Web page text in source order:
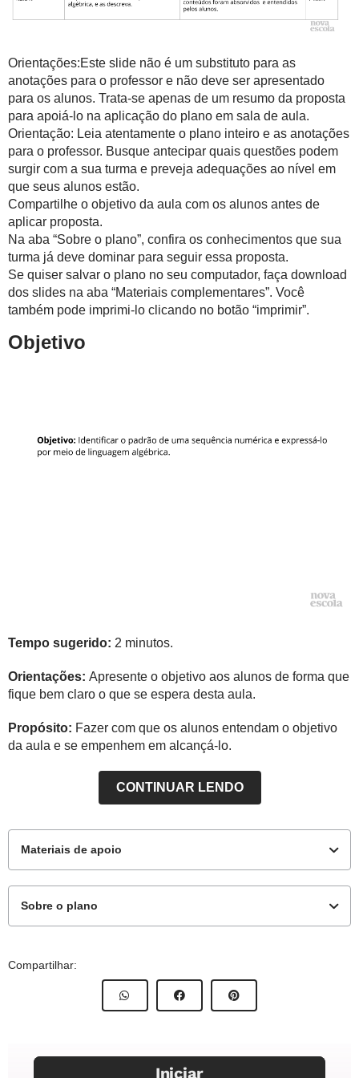
Orientações:Este slide não é um substituto para as
anotações para o professor e não deve ser apresentado
para os alunos. Trata-se apenas de um resumo da proposta
para apoiá-lo na aplicação do plano em sala de aula.
Orientação: Leia atentamente o plano inteiro e as anotações
para o professor. Busque antecipar quais questões podem
surgir com a sua turma e preveja adequações ao nível em
que seus alunos estão.
Compartilhe o objetivo da aula com os alunos antes de
aplicar proposta.
Na aba “Sobre o plano”, confira os conhecimentos que sua
turma já deve dominar para seguir essa proposta.
Se quiser salvar o plano no seu computador, faça download
dos slides na aba “Materiais complementares”. Você
também pode imprimi-lo clicando no botão “imprimir”.
Objetivo
Tempo sugerido: 2 minutos.
Orientações: Apresente o objetivo aos alunos de forma que
fique bem claro o que se espera desta aula.
Propósito: Fazer com que os alunos entendam o objetivo
da aula e se empenhem em alcançá-lo.
CONTINUAR LENDO
Materiais de apoio
Sobre o plano
Este plano de aula foi elaborado pelo Time de Autores
Mentor:Rhomulo Menezes
Compartilhar: